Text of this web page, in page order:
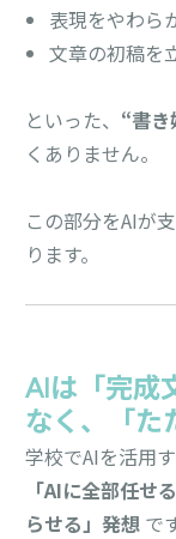
表現をやわら
文章の初稿を
といった、 “書
くありません。
この部分をAIが
ります。
AIは「完成
なく、「た
学校でAIを活用
「AIに全部任せ
らせる」発想 で